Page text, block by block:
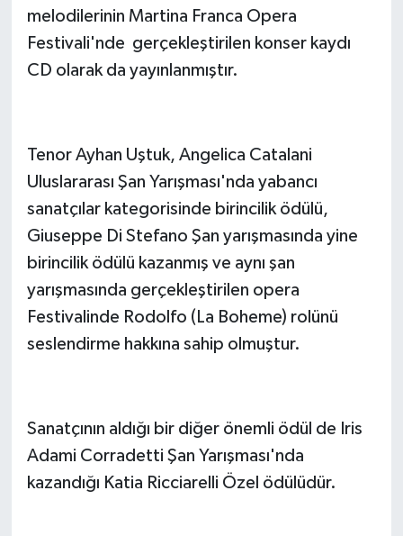
melodilerinin Martina Franca Opera
Festivali'nde gerçekleştirilen konser kaydı
CD olarak da yayınlanmıştır.
Tenor Ayhan Uştuk, Angelica Catalani
Uluslararası Şan Yarışması'nda yabancı
sanatçılar kategorisinde birincilik ödülü,
Giuseppe Di Stefano Şan yarışmasında yine
birincilik ödülü kazanmış ve aynı şan
yarışmasında gerçekleştirilen opera
Festivalinde Rodolfo ( La Boheme) rolünü
seslendirme hakkına sahip olmuştur.
Sanatçının aldığı bir diğer önemli ödül de Iris
Adami Corradetti Şan Yarışması'nda
kazandığı Katia Ricciarelli Özel ödülüdür.